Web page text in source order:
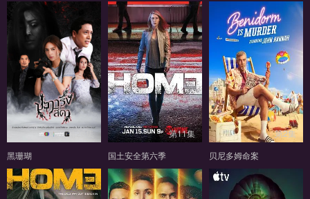
第26集
黑珊瑚
第11集
国土安全第六季
第2集
贝尼多姆命案